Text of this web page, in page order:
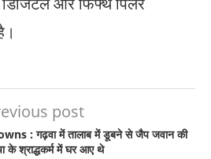
post
: गढ़वा में तालाब में डूबने से जैप जवान की
के श्राद्धकर्म में घर आए थे